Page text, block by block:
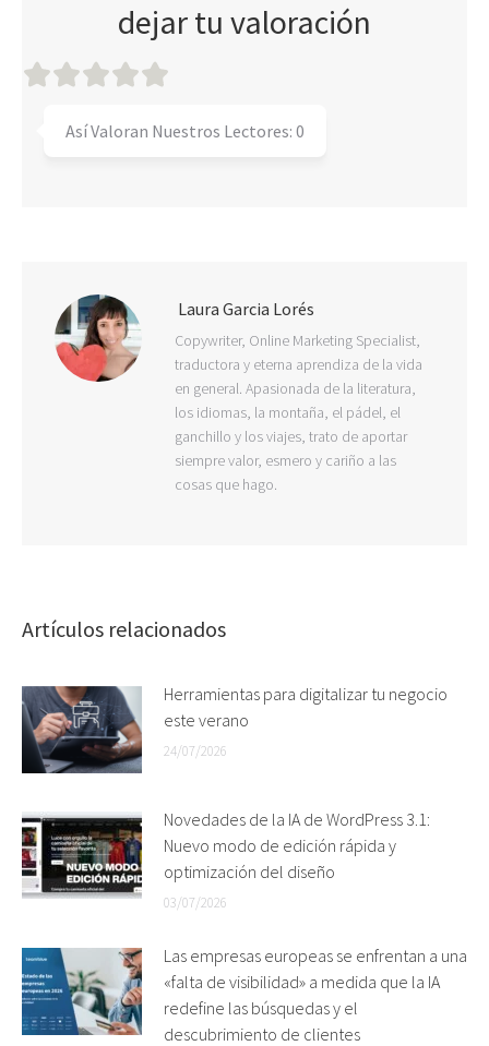
dejar tu valoración
Así Valoran Nuestros Lectores: 0
Laura Garcia Lorés
Copywriter, Online Marketing Specialist,
traductora y eterna aprendiza de la vida
en general. Apasionada de la literatura,
los idiomas, la montaña, el pádel, el
ganchillo y los viajes, trato de aportar
siempre valor, esmero y cariño a las
cosas que hago.
Artículos relacionados
Herramientas para digitalizar tu negocio
este verano
24/07/2026
Novedades de la IA de WordPress 3.1:
Nuevo modo de edición rápida y
optimización del diseño
03/07/2026
Las empresas europeas se enfrentan a una
«falta de visibilidad» a medida que la IA
redefine las búsquedas y el
descubrimiento de clientes